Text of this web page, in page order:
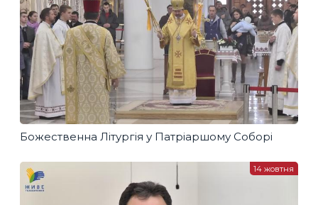
Божественна Літургія у Патріаршому Соборі
14 жовтня